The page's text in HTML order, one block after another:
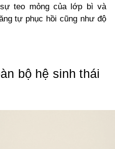
teo mỏng của lớp bì và
tự phục hồi cũng như độ
bộ hệ sinh thái